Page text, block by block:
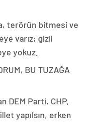
terörün bitmesi ve
varız; gizli
yokuz.
BU TUZAĞA
DEM Parti, CHP,
yapılsın, erken